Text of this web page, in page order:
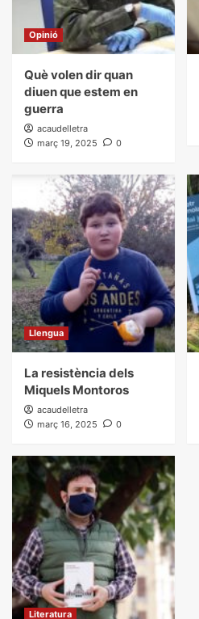
Opinió
Què volen dir quan
diuen que estem en
guerra
acaudelletra
març 19, 2025
0
Llengua
La resistència dels
Miquels Montoros
acaudelletra
març 16, 2025
0
Literatura